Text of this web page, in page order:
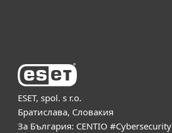
ESET, spol. s r.o.
Братислава, Словакия
За България: CENTIO #Cybersecurity